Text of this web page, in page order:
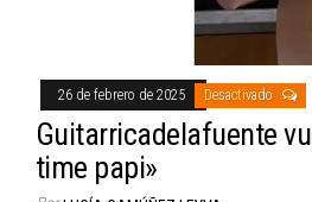
26 de febrero de 2025 Desactivado
Guitarricadelafuente
time papi»